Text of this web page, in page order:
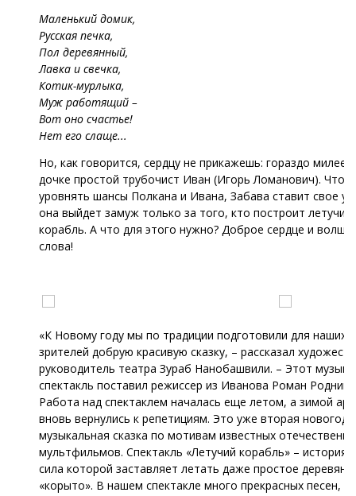
Маленький домик,
Русская печка,
Пол деревянный,
Лавка и свечка,
Котик-мурлыка,
Муж работящий –
Вот оно счастье!
Нет его слаще...
Но, как говорится, сердцу не прикажешь: гораздо милее
дочке простой трубочист Иван (Игорь Ломанович).
уровнять шансы Полкана и Ивана, Забава ставит свое
она выйдет замуж только за того, кто построит летучий
корабль. А что для этого нужно? Доброе сердце и
слова!
«К Новому году мы по традиции подготовили для наших
зрителей добрую красивую сказку, – рассказал
руководитель театра Зураб Нанобашвили. – Этот
спектакль поставил режиссер из Иванова Роман
Работа над спектаклем началась еще летом, а зимой
вновь вернулись к репетициям. Это уже вторая
музыкальная сказка по мотивам известных
мультфильмов. Спектакль «Летучий корабль» – история
сила которой заставляет летать даже простое
«корыто». В нашем спектакле много прекрасных песен,